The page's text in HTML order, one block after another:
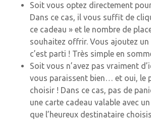
Soit vous optez directement
Dans ce cas, il vous suffit de
ce cadeau » et le nombre de
souhaitez offrir. Vous ajoutez un
c’est parti ! Très simple en
Soit vous n’avez pas vraiment
vous paraissent bien… et oui, le
choisir ! Dans ce cas, pas de
une carte cadeau valable avec
que l’heureux destinataire